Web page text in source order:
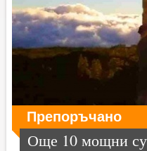
Препоръчано
Още 10 мощни